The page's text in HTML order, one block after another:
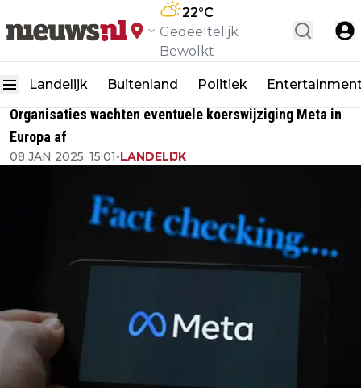
22°C
Gedeeltelijk
Bewolkt
Landelijk Buitenland Politiek
Organisaties wachten eventuele koerswijziging Meta in
Europa af
08 JAN 2025, 15:01•LANDELIJK